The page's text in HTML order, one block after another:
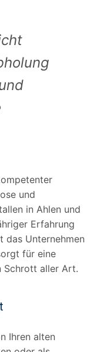
und
in Ahlen und
Erfahrung
das Unternehmen
für eine
Schrott aller Art.
Ihren alten